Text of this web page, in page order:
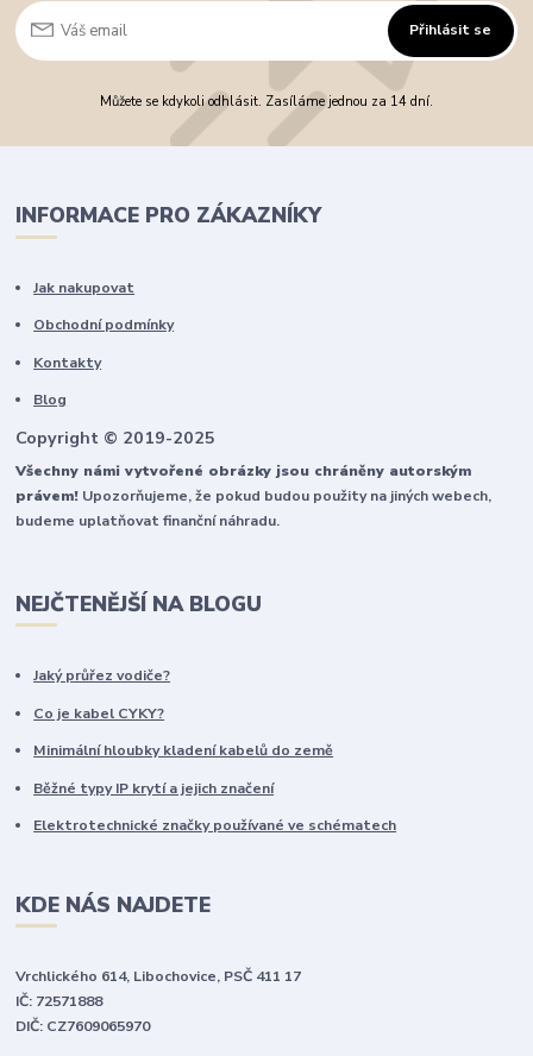
Přihlásit se
Můžete se kdykoli odhlásit. Zasíláme jednou za 14 dní.
INFORMACE PRO ZÁKAZNÍKY
Jak nakupovat
Obchodní podmínky
Kontakty
Blog
Copyright © 2019-2025
Všechny námi vytvořené obrázky jsou chráněny autorským
právem! Upozorňujeme, že pokud budou použity na jiných webech,
budeme uplatňovat finanční náhradu.
NEJČTENĚJŠÍ NA BLOGU
Jaký průřez vodiče?
Co je kabel CYKY?
Minimální hloubky kladení kabelů do země
Běžné typy IP krytí a jejich značení
Elektrotechnické značky používané ve schématech
KDE NÁS NAJDETE
Vrchlického 614, Libochovice, PSČ 411 17
IČ: 72571888
DIČ: CZ7609065970